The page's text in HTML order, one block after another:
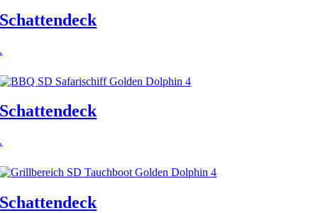
Schattendeck
.
Schattendeck
.
Schattendeck